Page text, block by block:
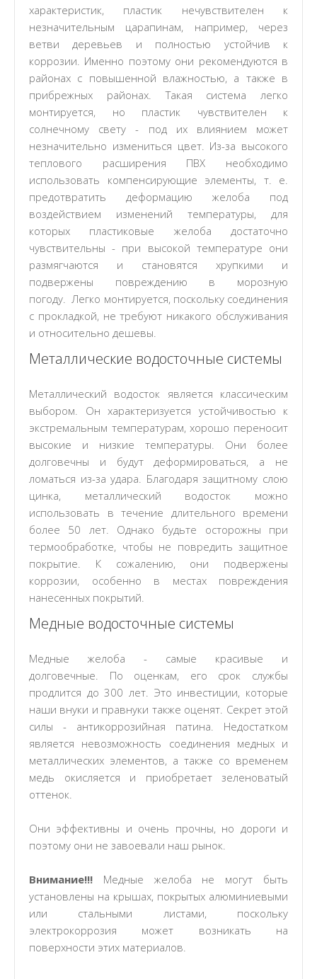
характеристик, пластик нечувствителен к
незначительным царапинам, например, через
ветви деревьев и полностью устойчив к
коррозии. Именно поэтому они рекомендуются в
районах с повышенной влажностью, а также в
прибрежных районах. Такая система легко
монтируется, но пластик чувствителен к
солнечному свету - под их влиянием может
незначительно измениться цвет. Из-за высокого
теплового расширения ПВХ необходимо
использовать компенсирующие элементы, т. е.
предотвратить деформацию желоба под
воздействием изменений температуры, для
которых пластиковые желоба достаточно
чувствительны - при высокой температуре они
размягчаются и становятся хрупкими и
подвержены повреждению в морозную
погоду. Легко монтируется, поскольку соединения
с прокладкой, не требуют никакого обслуживания
и относительно дешевы.
Металлические водосточные системы
Металлический водосток является классическим
выбором. Он характеризуется устойчивостью к
экстремальным температурам, хорошо переносит
высокие и низкие температуры. Они более
долговечны и будут деформироваться, а не
ломаться из-за удара. Благодаря защитному слою
цинка, металлический водосток можно
использовать в течение длительного времени
более 50 лет. Однако будьте осторожны при
термообработке, чтобы не повредить защитное
покрытие. К сожалению, они подвержены
коррозии, особенно в местах повреждения
нанесенных покрытий.
Медные водосточные системы
Медные желоба - самые красивые и
долговечные. По оценкам, его срок службы
продлится до 300 лет. Это инвестиции, которые
наши внуки и правнуки также оценят. Секрет этой
силы - антикоррозийная патина. Недостатком
является невозможность соединения медных и
металлических элементов, а также со временем
медь окисляется и приобретает зеленоватый
оттенок.
Они эффективны и очень прочны, но дороги и
поэтому они не завоевали наш рынок.
Внимание!!! Медные желоба не могут быть
установлены на крышах, покрытых алюминиевыми
или стальными листами, поскольку
электрокоррозия может возникать на
поверхности этих материалов.